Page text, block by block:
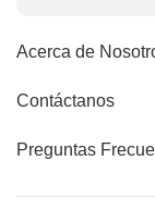
Acerca de
Contáctanos
Preguntas